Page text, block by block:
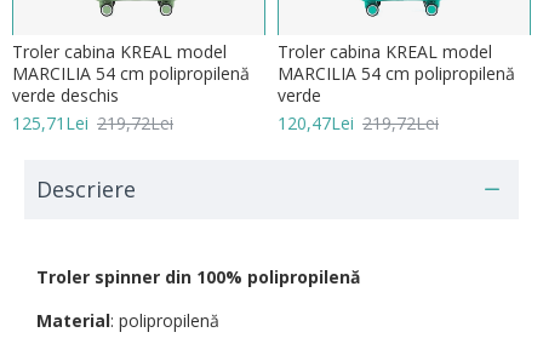
Troler cabina KREAL model
MARCILIA 54 cm polipropilenă
verde deschis
125,71Lei 219,72Lei
Troler cabina KREAL model
MARCILIA 54 cm polipropilenă
verde
120,47Lei 219,72Lei
Descriere
Troler spinner din 100% polipropilenă
Material: polipropilenă